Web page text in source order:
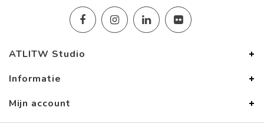
ATLITW Studio
Informatie
Mijn account